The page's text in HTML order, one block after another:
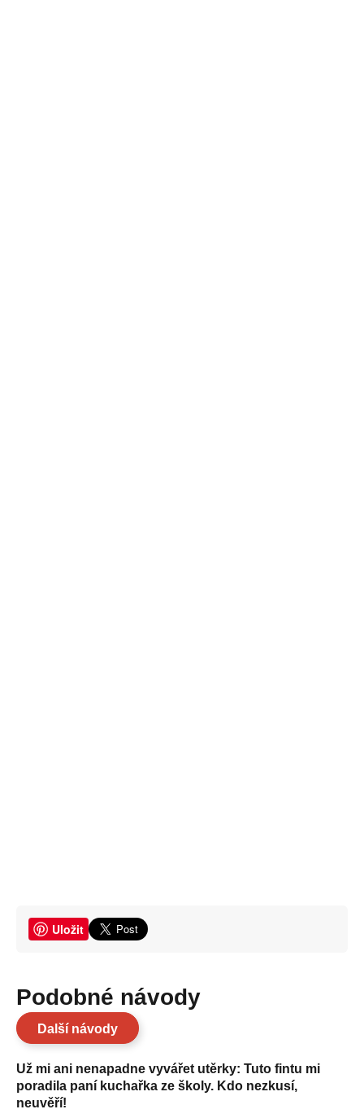
Uložit
Podobné návody
Další návody
Už mi ani nenapadne vyvářet utěrky: Tuto fintu mi
poradila paní kuchařka ze školy. Kdo nezkusí,
neuvěří!